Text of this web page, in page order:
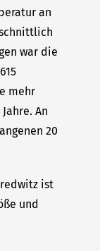
an
war die
mehr
An
20
ist
und